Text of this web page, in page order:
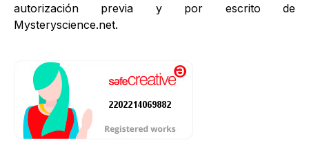
autorización previa y por escrito de
Mysteryscience.net.